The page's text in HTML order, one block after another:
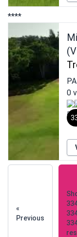
****
0
«
Previous